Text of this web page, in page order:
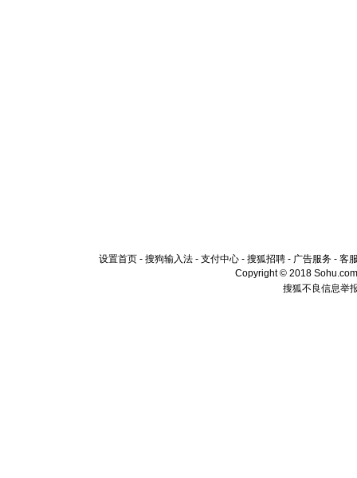
设置首页 - 搜狗输入法 - 支付中心 - 搜狐招聘 - 广告服务 - 客
Copyright © 2018
搜狐不良信息举